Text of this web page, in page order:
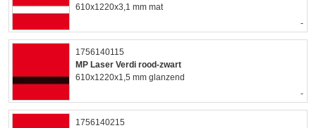
610x1220x3,1 mm mat
-
1756140115
MP Laser Verdi rood-zwart
610x1220x1,5 mm glanzend
-
1756140215